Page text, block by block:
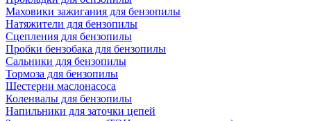
Маховики зажигания для бензопилы
Натяжители для бензопилы
Сцепления для бензопилы
Пробки бензобака для бензопилы
Сальники для бензопилы
Тормоза для бензопилы
Шестерни маслонасоса
Коленвалы для бензопилы
Напильники для заточки цепей